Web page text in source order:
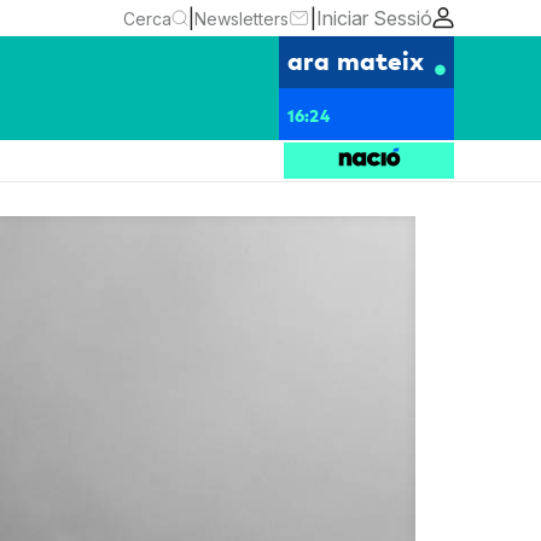
Cerca Newsletters Iniciar Sessió
ara mateix
16:24